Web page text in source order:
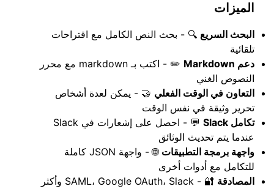
الميزات
البحث السريع 🔍 - بحث النص الكامل مع اقتراحات
تلقائية
دعم Markdown
✏️ - اكتب بـ markdown مع محرر
النصوص الغني
التعاون في الوقت الفعلي 🤝 - يمكن لعدة أشخاص
تحرير وثيقة في نفس الوقت
تكامل Slack
💬 - احصل على إشعارات في Slack
عندما يتم تحديث الوثائق
واجهة برمجة التطبيقات
🌐 - واجهة JSON كاملة
للتكامل مع أدوات أخرى
المصادقة 🔐 - SAML، Google OAuth، Slack وأكثر